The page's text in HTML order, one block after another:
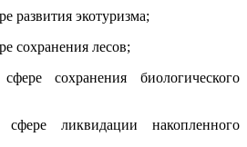
развития экотуризма;
сохранения лесов;
сохранения биологического
ликвидации накопленного